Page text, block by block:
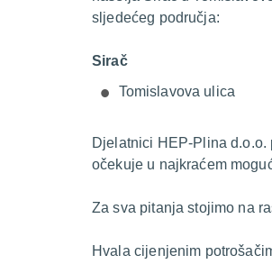
sljedećeg područja:
Sirač
Tomislavova ulica
Djelatnici HEP-Plina
očekuje u najkraćem
Za sva pitanja stojimo na
Hvala cijenjenim